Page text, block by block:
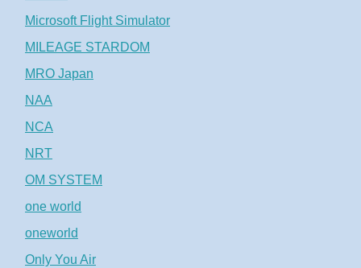
Microsoft Flight Simulator
MILEAGE STARDOM
MRO Japan
NAA
NCA
NRT
OM SYSTEM
one world
oneworld
Only You Air